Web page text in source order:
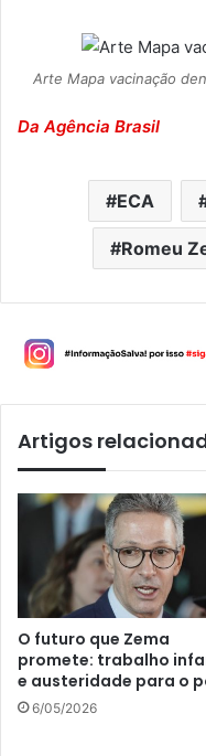
Arte Mapa vacinação
Da Agência Brasil
ECA
Romeu
Artigos
O futuro que Zema
promete: trabalho
e austeridade para o
6/05/2026